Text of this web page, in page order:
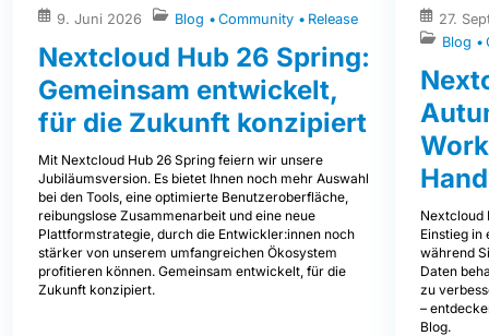
9. Juni 2026 Blog Community Release
Nextcloud Hub 26 Spring:
Gemeinsam entwickelt,
für die Zukunft konzipiert
Mit Nextcloud Hub 26 Spring feiern wir unsere
Jubiläumsversion. Es bietet Ihnen noch mehr Auswahl
bei den Tools, eine optimierte Benutzeroberfläche,
reibungslose Zusammenarbeit und eine neue
Plattformstrategie, durch die Entwickler:innen noch
stärker von unserem umfangreichen Ökosystem
profitieren können. Gemeinsam entwickelt, für die
Zukunft konzipiert.
27.
Blog
Nextcloud
Einstieg in
während
Daten
zu
–
Blog.